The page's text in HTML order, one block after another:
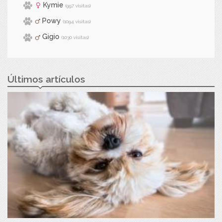
Kymie (997 visitas)
Powy (1094 visitas)
Gigio (1030 visitas)
Últimos artículos